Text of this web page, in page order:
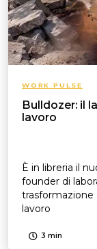
WORK PULSE
Bulldozer: il
lavoro
È in libreria il
founder di
trasformazione
lavoro
3 min